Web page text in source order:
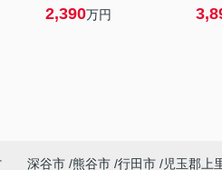
2,390万円
深谷市 熊谷市 行田市 児玉郡上